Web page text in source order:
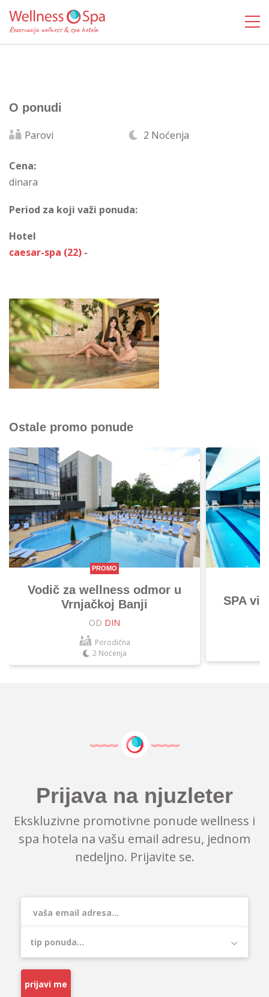
O ponudi
Parovi 2 Noćenja
Cena:
dinara
Period za koji važi ponuda:
Hotel
caesar-spa (22) -
Ostale promo ponude
PROMO
Vodič za wellness odmor u
Vrnjačkoj Banji
OD DIN
Porodična
2 Noćenja
SPA
Prijava na njuzleter
Ekskluzivne promotivne ponude wellness i
spa hotela na vašu email adresu, jednom
nedeljno. Prijavite se.
prijavi me